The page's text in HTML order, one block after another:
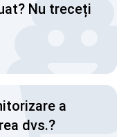
Nu treceți
a
dvs.?